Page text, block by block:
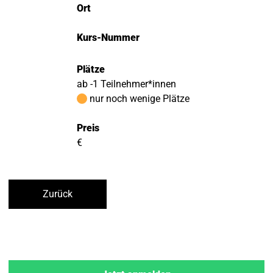
Ort
Kurs-Nummer
Plätze
ab -1 Teilnehmer*innen
nur noch wenige Plätze
Preis
€
Zurück